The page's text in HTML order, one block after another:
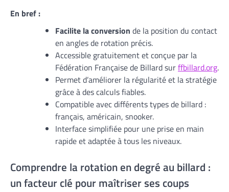
En bref :
Facilite la conversion de la position du contact
en angles de rotation précis.
Accessible gratuitement et conçue par la
Fédération Française de Billard surffbillard.org.
Permet d’améliorer la régularité et la stratégie
grâce à des calculs fiables.
Compatible avec différents types de billard :
français, américain, snooker.
Interface simplifiée pour une prise en main
rapide et adaptée à tous les niveaux.
Comprendre la rotation en degré au billard :
un facteur clé pour maîtriser ses coups